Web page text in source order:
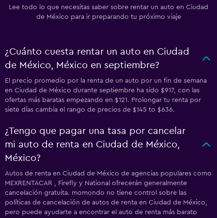
Lee todo lo que necesitas saber sobre rentar un auto en Ciudad
de México para ir preparando tu próximo viaje
¿Cuánto cuesta rentar un auto en Ciudad
de México, México en septiembre?
El precio promedio por la renta de un auto por un fin de semana
en Ciudad de México durante septiembre ha sido $917, con las
ofertas más baratas empezando en $121. Prolongar tu renta por
siete días cambia el rango de precios de $145 to $636.
¿Tengo que pagar una tasa por cancelar
mi auto de renta en Ciudad de México,
México?
Autos de renta en Ciudad de México de agencias populares como
MEXRENTACAR , Firefly y National ofrecerán generalmente
cancelación gratuita. momondo no tiene control sobre las
políticas de cancelación de autos de renta en Ciudad de México,
pero puede ayudarte a encontrar el auto de renta más barato